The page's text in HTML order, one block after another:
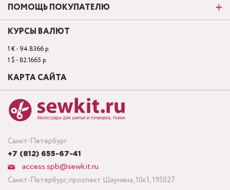
Санкт-Петербург
+7 (812) 655-67-41
access.spb@sewkit.ru
Санкт-Петербург, проспект Шаумяна, 10к1, 195027
ПОМОЩЬ ПОКУПАТЕЛЮ
КУРСЫ ВАЛЮТ
1 € - 94.8366 р.
1 $ - 82.1665 р.
КАРТА САЙТА